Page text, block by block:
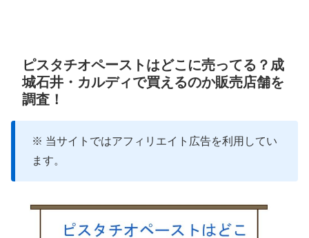
ピスタチオペーストはどこに売ってる？成
城石井・カルディで買えるのか販売店舗を
調査！
※ 当サイトではアフィリエイト広告を利用してい
ます。